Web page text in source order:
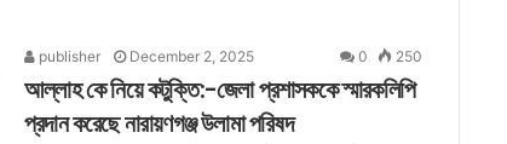
publisher December 2, 2025 0 250
আল্লাহ কে নিয়ে কটুক্তি:-জেলা প্রশাসককে স্মারকলিপি
প্রদান করেছে নারায়ণগঞ্জ উলামা পরিষদ